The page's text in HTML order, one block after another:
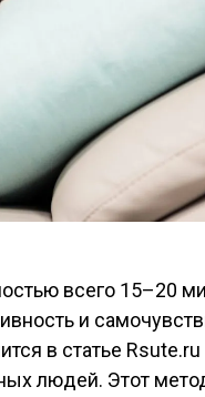
всего 15–20
и
в статье
людей. Этот